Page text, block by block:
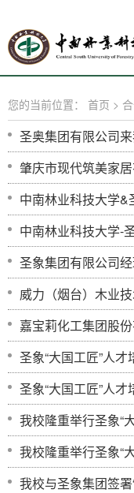
您的当前位置： 首页 >
圣奥集团有限公司
肇庆市现代筑美家居有限公司与我
中南林业科技大学&圣象大国
中南林业科技大学-圣象“大
圣象集团有限公司
威力（烟台）木业技术有
嘉宝莉化工集团股份有限公司
圣象“大国工匠”人
圣象“大国工匠”人
我校隆重举行圣象“大国
我校隆重举行圣象“大国
我校与圣象集团签署“